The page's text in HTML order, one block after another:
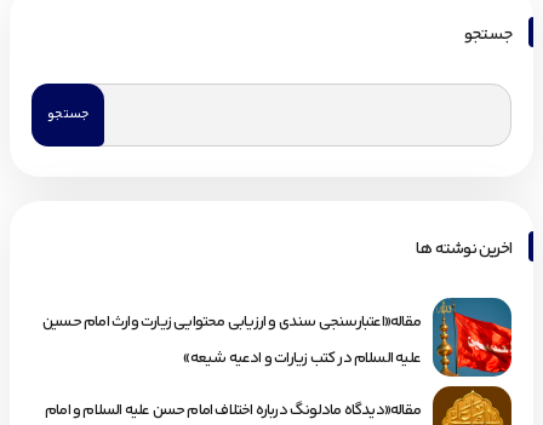
جستجو
اخرین نوشته ها
مقاله«اعتبارسنجی سندی و ارزیابی محتوایی زیارت وارث امام حسین
علیه السلام در کتب زیارات و ادعیه شیعه»
مقاله«دیدگاه مادلونگ درباره اختلاف امام حسن علیه السلام و امام